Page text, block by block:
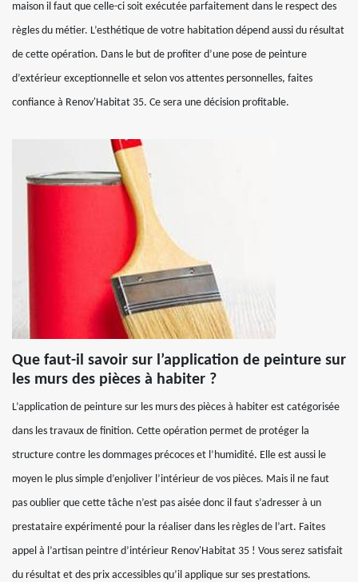
maison il faut que celle-ci soit exécutée parfaitement dans le respect des
règles du métier. L’esthétique de votre habitation dépend aussi du résultat
de cette opération. Dans le but de profiter d’une pose de peinture
d’extérieur exceptionnelle et selon vos attentes personnelles, faites
confiance à Renov'Habitat 35. Ce sera une décision profitable.
Que faut-il savoir sur l’application de peinture sur
les murs des pièces à habiter ?
L’application de peinture sur les murs des pièces à habiter est catégorisée
dans les travaux de finition. Cette opération permet de protéger la
structure contre les dommages précoces et l’humidité. Elle est aussi le
moyen le plus simple d’enjoliver l’intérieur de vos pièces. Mais il ne faut
pas oublier que cette tâche n’est pas aisée donc il faut s’adresser à un
prestataire expérimenté pour la réaliser dans les règles de l’art. Faites
appel à l’artisan peintre d’intérieur Renov'Habitat 35 ! Vous serez satisfait
du résultat et des prix accessibles qu’il applique sur ses prestations.